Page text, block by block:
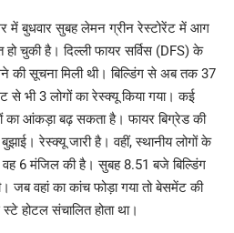
में बुधवार सुबह लेमन ग्रीन रेस्टोरेंट में आग
चुकी है। दिल्ली फायर सर्विस (DFS) के
सूचना मिली थी। बिल्डिंग से अब तक 37
से भी 3 लोगों का रेस्क्यू किया गया। कई
का आंकड़ा बढ़ सकता है। फायर बिग्रेड की
रेस्क्यू जारी है। वहीं, स्थानीय लोगों के
वह 6 मंजिल की है। सुबह 8.51 बजे बिल्डिंग
वहां का कांच फोड़ा गया तो बेसमेंट की
होटल संचालित होता था।